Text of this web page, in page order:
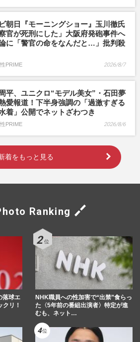
朝日『モーニングショー』玉川徹氏
察官が死刑にした」大阪府発砲事件へ
に「警官の命をなんだと…」批判殺
PRIME 2026/8/7
平、ユニクロ“モデル美女”・石田夢
愛報道！下半身強調の「過激すぎる
着」公開でネットざわつき
PRIME 2026/8/6
着をもっと見る
Ranking
落球エ
リ！
NHK職員への性加害で“出禁”食らっ
た〈5年前の番組出演者〉特定が進
むも、ネット…